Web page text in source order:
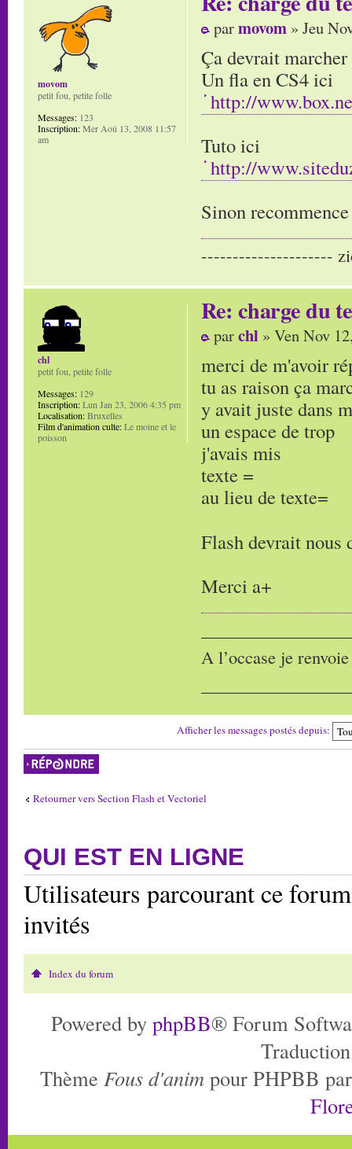
parmovom » Jeu
Ça devrait
Un fla en CS4 ici
http://
Tuto ici
http://
Sinon
---------------------
movom
petit fou, petite folle
Messages: 123
Inscription:Mer Aoû 13, 2008 11:57
am
Re: charge du
parchl » Ven Nov
merci de m'avoir
tu as raison ça
y avait juste dans
un espace de trop
j'avais mis
texte =
au lieu de texte=
Flash devrait nous
Merci a+
A l’occase je
chl
petit fou, petite folle
Messages: 129
Inscription:Lun Jan 23, 2006 4:35 pm
Localisation:Bruxelles
Film d'animation culte:Le moine et le
poisson
Afficher les messages postés depuis:
Répondre
Retourner vers Section Flash et Vectoriel
QUI EST EN LIGNE
Utilisateurs parcourant ce
invités
Index du forum
Powered by phpBB® Forum
Thème Fous d'anim pour PHPBB